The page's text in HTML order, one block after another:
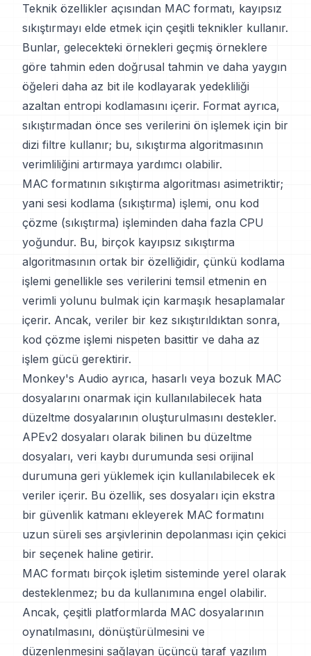
Teknik özellikler açısından MAC formatı, kayıpsız
sıkıştırmayı elde etmek için çeşitli teknikler kullanır.
Bunlar, gelecekteki örnekleri geçmiş örneklere
göre tahmin eden doğrusal tahmin ve daha yaygın
öğeleri daha az bit ile kodlayarak yedekliliği
azaltan entropi kodlamasını içerir. Format ayrıca,
sıkıştırmadan önce ses verilerini ön işlemek için bir
dizi filtre kullanır; bu, sıkıştırma algoritmasının
verimliliğini artırmaya yardımcı olabilir.
MAC formatının sıkıştırma algoritması asimetriktir;
yani sesi kodlama (sıkıştırma) işlemi, onu kod
çözme (sıkıştırma) işleminden daha fazla CPU
yoğundur. Bu, birçok kayıpsız sıkıştırma
algoritmasının ortak bir özelliğidir, çünkü kodlama
işlemi genellikle ses verilerini temsil etmenin en
verimli yolunu bulmak için karmaşık hesaplamalar
içerir. Ancak, veriler bir kez sıkıştırıldıktan sonra,
kod çözme işlemi nispeten basittir ve daha az
işlem gücü gerektirir.
Monkey's Audio ayrıca, hasarlı veya bozuk MAC
dosyalarını onarmak için kullanılabilecek hata
düzeltme dosyalarının oluşturulmasını destekler.
APEv2 dosyaları olarak bilinen bu düzeltme
dosyaları, veri kaybı durumunda sesi orijinal
durumuna geri yüklemek için kullanılabilecek ek
veriler içerir. Bu özellik, ses dosyaları için ekstra
bir güvenlik katmanı ekleyerek MAC formatını
uzun süreli ses arşivlerinin depolanması için çekici
bir seçenek haline getirir.
MAC formatı birçok işletim sisteminde yerel olarak
desteklenmez; bu da kullanımına engel olabilir.
Ancak, çeşitli platformlarda MAC dosyalarının
oynatılmasını, dönüştürülmesini ve
düzenlenmesini sağlayan üçüncü taraf yazılım